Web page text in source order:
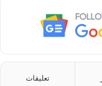
تعليقات